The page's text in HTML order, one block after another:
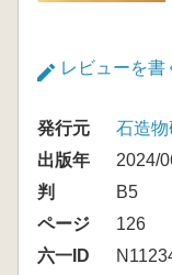
レビューを書
発行元
石造
出版年
2024/
判
B5
ページ
126
六一ID